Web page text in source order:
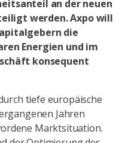
an der neuen
werden. Axpo will
die
Energien und im
konsequent
tiefe europäische
Jahren
Marktsituation.